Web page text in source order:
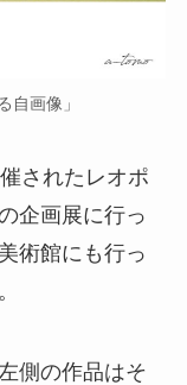
自画像」
されたレオポ
企画展に行っ
術館にも行っ
側の作品はそ